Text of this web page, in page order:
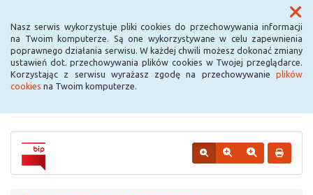
Nasz serwis wykorzystuje pliki cookies do przechowywania informacji
na Twoim komputerze. Są one wykorzystywane w celu zapewnienia
poprawnego działania serwisu. W każdej chwili możesz dokonać zmiany
ustawień dot. przechowywania plików cookies w Twojej przeglądarce.
Korzystając z serwisu wyrażasz zgodę na przechowywanie plików
cookies na Twoim komputerze.
Menu
Urząd Miejski w
Krośniewicach